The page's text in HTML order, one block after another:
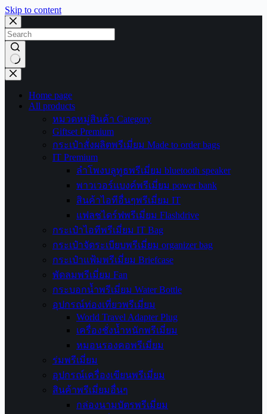
Skip to content
No
results
Home page
All products
หมวดหมู่สินค้า Category
Giftset Premium
กระเป๋าสั่งผลิตพรีเมี่ยม Made to order bags
IT Premium
ลำโพงบลูทูธพรีเมี่ยม bluetooth speaker
พาวเวอร์แบงค์พรีเมี่ยม power bank
สินค้าไอทีอื่นๆพรีเมี่ยม IT
แฟลชไดร์ฟพรีเมี่ยม Flashdrive
กระเป๋าไอทีพรีเมี่ยม IT Bag
กระเป๋าจัดระเบียบพรีเมี่ยม organizer bag
กระเป๋าแฟ้มพรีเมี่ยม Briefcase
พัดลมพรีเมี่ยม Fan
กระบอกน้ำพรีเมี่ยม Water Bottle
อุปกรณ์ท่องเที่ยวพรีเมี่ยม
World Travel Adapter Plug
เครื่องชั่งน้ำหนักพรีเมี่ยม
หมอนรองคอพรีเมี่ยม
ร่มพรีเมี่ยม
อุปกรณ์เครื่องเขียนพรีเมี่ยม
สินค้าพรีเมี่ยมอื่นๆ
กล่องนามบัตรพรีเมี่ยม